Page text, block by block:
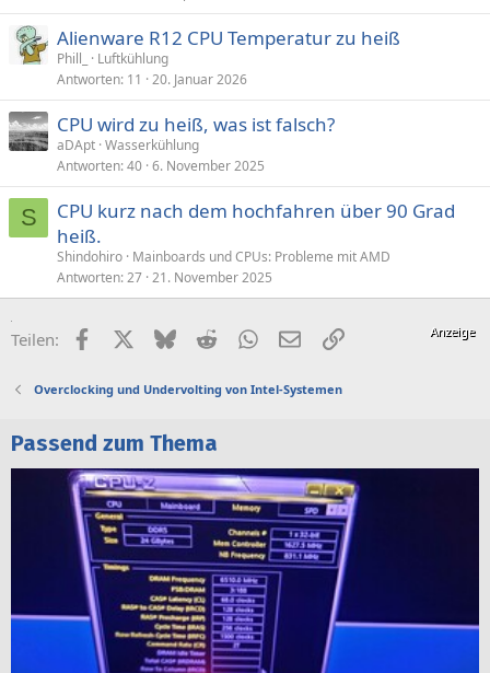
Alienware R12 CPU Temperatur zu heiß
Phill_
Luftkühlung
Antworten 11 20. Januar 2026
CPU wird zu heiß, was ist falsch?
aDApt Wasserkühlung
Antworten 40 6. November 2025
S
CPU kurz nach dem hochfahren über 90 Grad
heiß.
Shindohiro Mainboards und CPUs: Probleme mit AMD
Antworten 27 21. November 2025
Teilen: FacebookX (Twitter)
BlueskyRedditWhatsApp
E-MailLink
Overclocking und Undervolting von Intel-Systemen
Passend zum Thema